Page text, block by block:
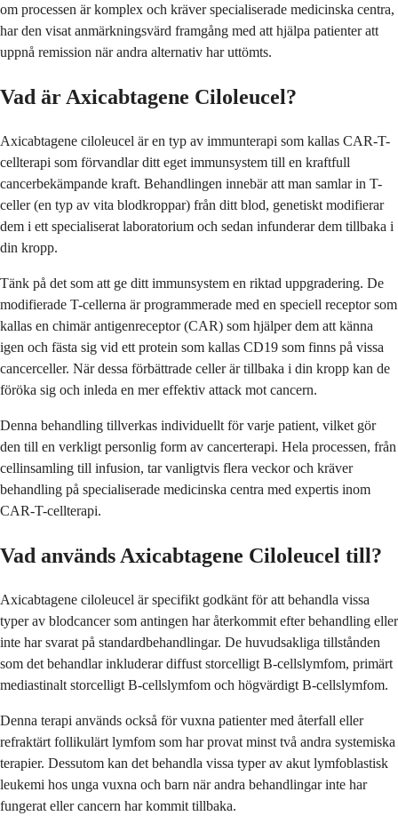
om processen är komplex och kräver specialiserade medicinska centra,
har den visat anmärkningsvärd framgång med att hjälpa patienter att
uppnå remission när andra alternativ har uttömts.
Vad är Axicabtagene Ciloleucel?
Axicabtagene ciloleucel är en typ av immunterapi som kallas CAR-T-
cellterapi som förvandlar ditt eget immunsystem till en kraftfull
cancerbekämpande kraft. Behandlingen innebär att man samlar in T-
celler (en typ av vita blodkroppar) från ditt blod, genetiskt modifierar
dem i ett specialiserat laboratorium och sedan infunderar dem tillbaka i
din kropp.
Tänk på det som att ge ditt immunsystem en riktad uppgradering. De
modifierade T-cellerna är programmerade med en speciell receptor som
kallas en chimär antigenreceptor (CAR) som hjälper dem att känna
igen och fästa sig vid ett protein som kallas CD19 som finns på vissa
cancerceller. När dessa förbättrade celler är tillbaka i din kropp kan de
föröka sig och inleda en mer effektiv attack mot cancern.
Denna behandling tillverkas individuellt för varje patient, vilket gör
den till en verkligt personlig form av cancerterapi. Hela processen, från
cellinsamling till infusion, tar vanligtvis flera veckor och kräver
behandling på specialiserade medicinska centra med expertis inom
CAR-T-cellterapi.
Vad används Axicabtagene Ciloleucel till?
Axicabtagene ciloleucel är specifikt godkänt för att behandla vissa
typer av blodcancer som antingen har återkommit efter behandling eller
inte har svarat på standardbehandlingar. De huvudsakliga tillstånden
som det behandlar inkluderar diffust storcelligt B-cellslymfom, primärt
mediastinalt storcelligt B-cellslymfom och högvärdigt B-cellslymfom.
Denna terapi används också för vuxna patienter med återfall eller
refraktärt follikulärt lymfom som har provat minst två andra systemiska
terapier. Dessutom kan det behandla vissa typer av akut lymfoblastisk
leukemi hos unga vuxna och barn när andra behandlingar inte har
fungerat eller cancern har kommit tillbaka.